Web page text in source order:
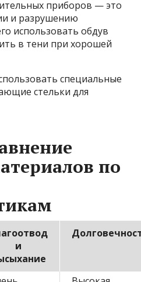
приборов — это
и разрушению
использовать обдув
в тени при хорошей
специальные
стельки для
по
и